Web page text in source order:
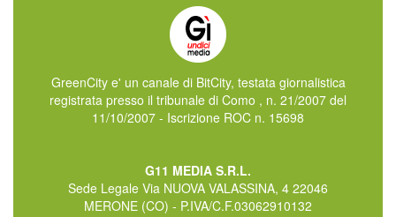
GreenCity e' un canale di BitCity, testata giornalistica
registrata presso il tribunale di Como , n. 21/2007 del
11/10/2007 - Iscrizione ROC n. 15698
G11 MEDIA S.R.L.
Sede Legale Via NUOVA VALASSINA, 4 22046
MERONE (CO) - P.IVA/C.F.03062910132